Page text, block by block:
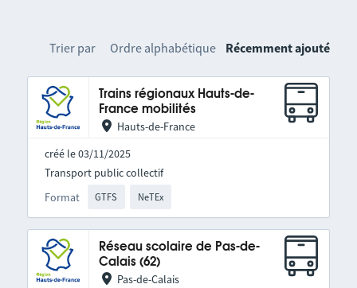
Trier par Ordre alphabétique Récemment ajouté
Trains régionaux Hauts-de-
France mobilités
Hauts-de-France
créé le 03/11/2025
Format GTFS NeTEx
Transport public collectif
Réseau scolaire de Pas-de-
Calais (62)
Pas-de-Calais